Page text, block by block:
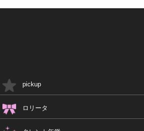
pickup
ロリータ